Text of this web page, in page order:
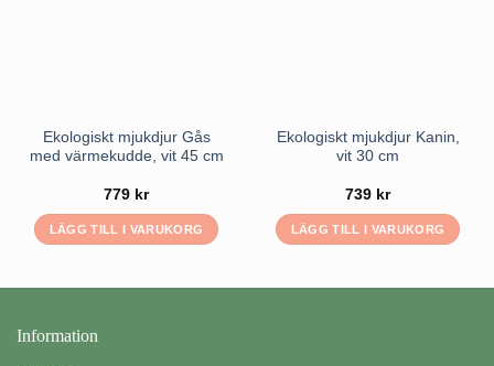
Ekologiskt mjukdjur Gås
med värmekudde, vit 45 cm
779 kr
LÄGG TILL I VARUKORG
Ekologiskt mjukdjur Kanin,
vit 30 cm
739 kr
LÄGG TILL I VARUKORG
Information